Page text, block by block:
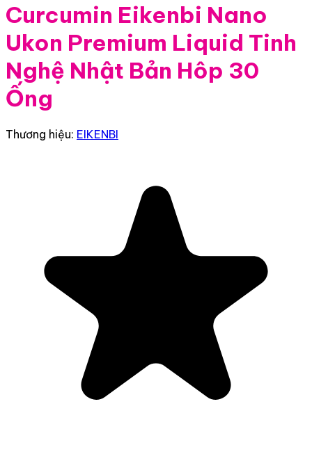
Curcumin Eikenbi Nano
Ukon Premium Liquid Tinh
Nghệ Nhật Bản Hôp 30
Ống
Thương hiệu: EIKENBI